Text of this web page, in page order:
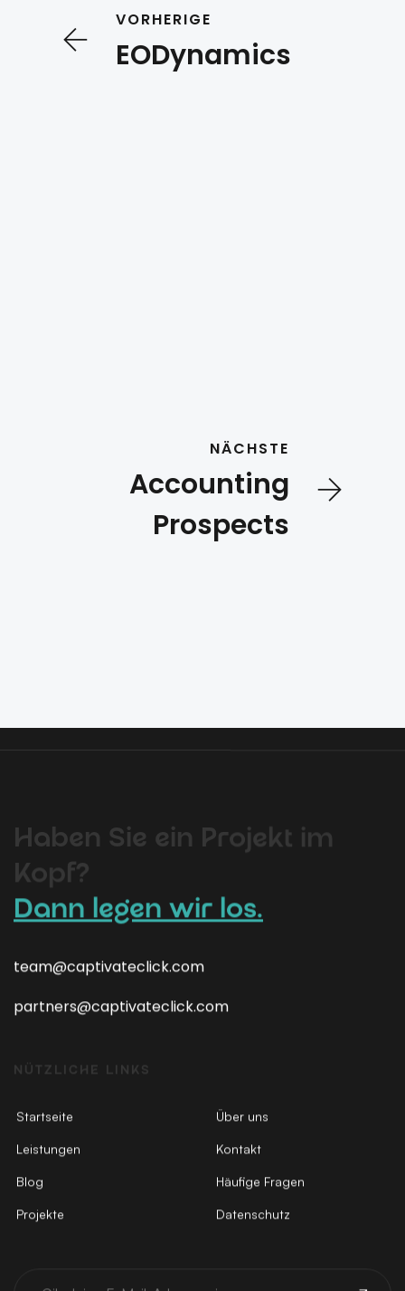
VORHERIGE
EODynamics
NÄCHSTE
Accounting
Prospects
Haben Sie ein Projekt im
Kopf?
Dann legen wir los.
team@captivateclick.com
partners@captivateclick.com
NÜTZLICHE LINKS
Startseite
Leistungen
Blog
Projekte
Über uns
Kontakt
Häufige Fragen
Datenschutz